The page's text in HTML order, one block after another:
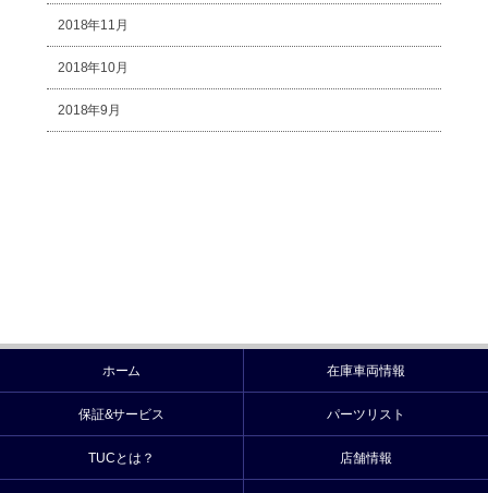
2018年11月
2018年10月
2018年9月
ホーム 在庫車両情報
保証&サービス パーツリスト
TUCとは？ 店舗情報